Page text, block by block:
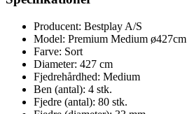
Producent: Bestplay A/S
Model: Premium Medium ø427cm
Farve: Sort
Diameter: 427 cm
Fjedrehårdhed: Medium
Ben (antal): 4 stk.
Fjedre (antal): 80 stk.